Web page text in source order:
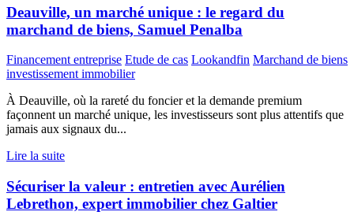
Deauville, un marché unique : le regard du
marchand de biens, Samuel Penalba
Financement entreprise Etude de cas Lookandfin Marchand de biens
investissement immobilier
À Deauville, où la rareté du foncier et la demande premium
façonnent un marché unique, les investisseurs sont plus attentifs que
jamais aux signaux du...
Lire la suite
Sécuriser la valeur : entretien avec Aurélien
Lebrethon, expert immobilier chez Galtier